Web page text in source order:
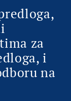
za
i
na